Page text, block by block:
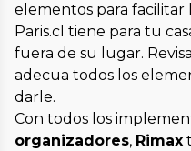
elementos para facilitar
Paris.cl tiene para tu
fuera de su lugar.
adecua todos los
darle.
Con todos los
organizadores, Rimax